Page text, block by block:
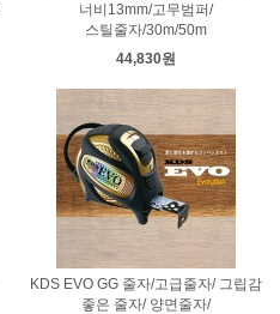
너비13mm/고무범퍼/
스틸줄자/30m/50m
44,830원
KDS EVO GG 줄자/고급줄자/ 그립감
좋은 줄자/ 양면줄자/